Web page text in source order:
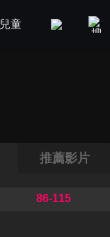
兒童 GOOD TV
推薦影片
86-115